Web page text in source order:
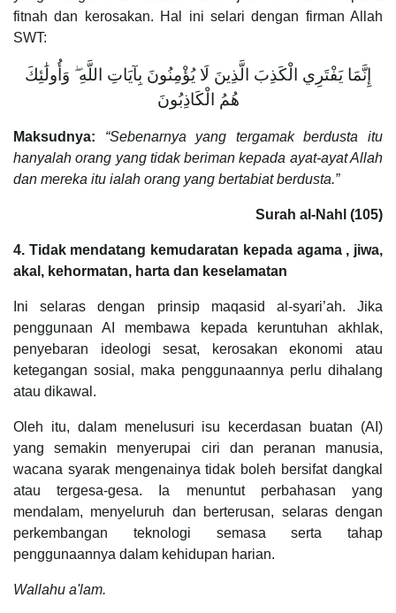
fitnah dan kerosakan. Hal ini selari dengan firman Allah
SWT:
إِنَّمَا يَفْتَرِي الْكَذِبَ الَّذِينَ لَا يُؤْمِنُونَ بِآيَاتِ اللَّهِ ۖ وَأُولَٰئِكَ
هُمُ الْكَاذِبُونَ
Maksudnya:
“Sebenarnya yang tergamak berdusta itu
hanyalah orang yang tidak beriman kepada ayat-ayat Allah
dan mereka itu ialah orang yang bertabiat berdusta.”
Surah al-Nahl (105)
4. Tidak mendatang kemudaratan kepada agama , jiwa,
akal, kehormatan, harta dan keselamatan
Ini selaras dengan prinsip maqasid al-syari’ah. Jika
penggunaan AI membawa kepada keruntuhan akhlak,
penyebaran ideologi sesat, kerosakan ekonomi atau
ketegangan sosial, maka penggunaannya perlu dihalang
atau dikawal.
Oleh itu, dalam menelusuri isu kecerdasan buatan (AI)
yang semakin menyerupai ciri dan peranan manusia,
wacana syarak mengenainya tidak boleh bersifat dangkal
atau tergesa-gesa. Ia menuntut perbahasan yang
mendalam, menyeluruh dan berterusan, selaras dengan
perkembangan teknologi semasa serta tahap
penggunaannya dalam kehidupan harian.
Wallahu a'lam.